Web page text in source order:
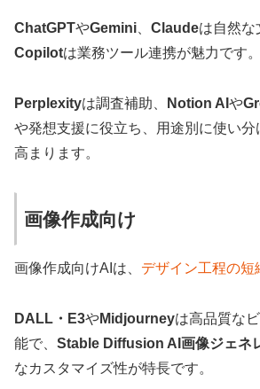
ChatGPTやGemini Claudeは自然な
Copilotは業務ツール連携が魅力です。
Perplexityは調査補助、 Notion AI や
や発想支援に役立ち、用途別に使い
高まります。
画像作成向け
画像作成向けAIは、 デザイン工程の短
DALL・E3やMidjourneyは高品質な
能で、 Stable Diffusion AI画像ジェネ
なカスタマイズ性が特長です。